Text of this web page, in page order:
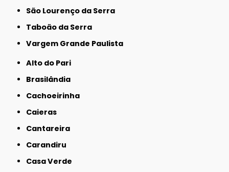
São Lourenço da Serra
Taboão da Serra
Vargem Grande Paulista
Alto do Pari
Brasilândia
Cachoeirinha
Caieras
Cantareira
Carandiru
Casa Verde